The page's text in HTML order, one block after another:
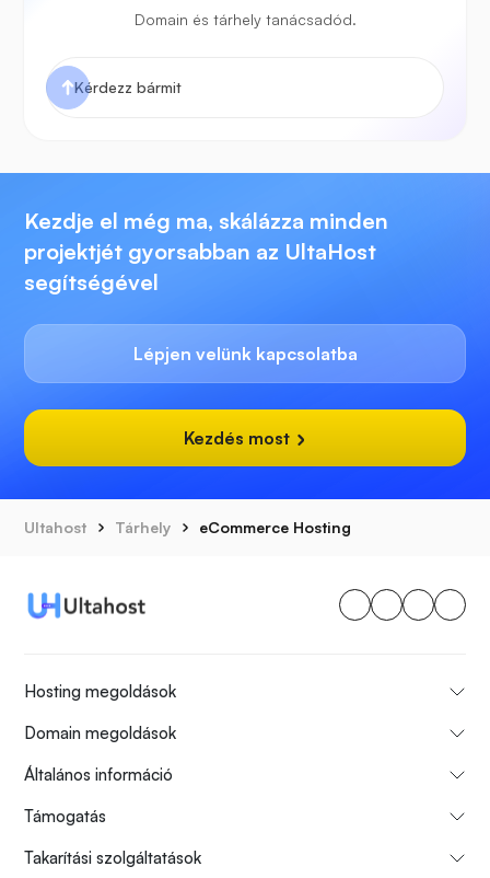
Domain és tárhely tanácsadód.
Kezdje el még ma, skálázza minden
projektjét gyorsabban az UltaHost
segítségével
Lépjen velünk kapcsolatba
Kezdés most
Ultahost Tárhely eCommerce Hosting
Hosting megoldások
Domain megoldások
Általános információ
Támogatás
Takarítási szolgáltatások